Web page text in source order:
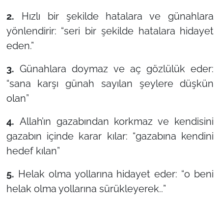
2. Hızlı bir şekilde hatalara ve günahlara
yönlendirir: “seri bir şekilde hatalara hidayet
eden.”
3. Günahlara doymaz ve aç gözlülük eder:
“sana karşı günah sayılan şeylere düşkün
olan”
4. Allah’ın gazabından korkmaz ve kendisini
gazabın içinde karar kılar: “gazabına kendini
hedef kılan”
5. Helak olma yollarına hidayet eder: “o beni
helak olma yollarına sürükleyerek..”